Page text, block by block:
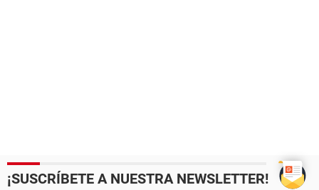
¡SUSCRÍBETE A NUESTRA NEWSLETTER!